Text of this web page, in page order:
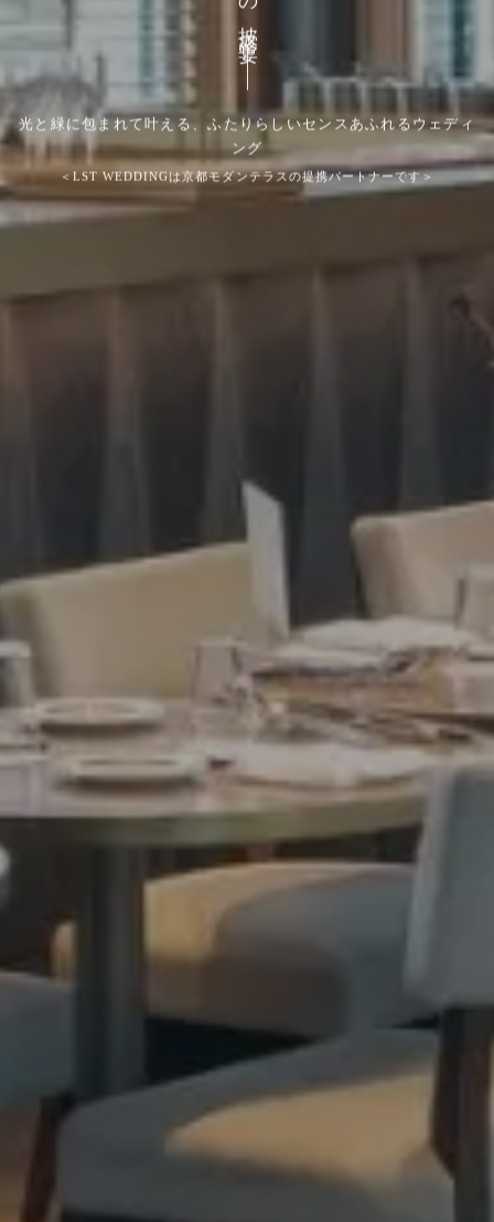
光と緑に包まれて叶える、ふたりらしいセンスあふれるウェディ
ング
＜LST WEDDINGは京都モダンテラスの提携パートナーです＞